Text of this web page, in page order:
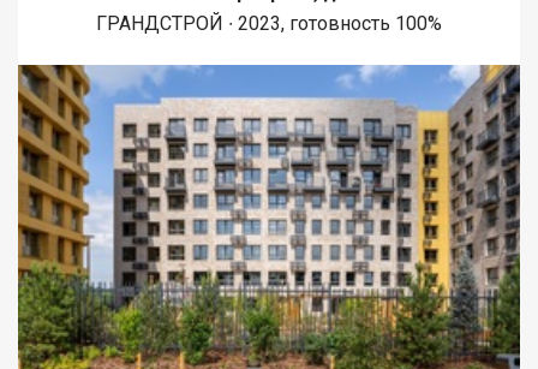
ГРАНДСТРОЙ ∙ 2023, готовность 100%